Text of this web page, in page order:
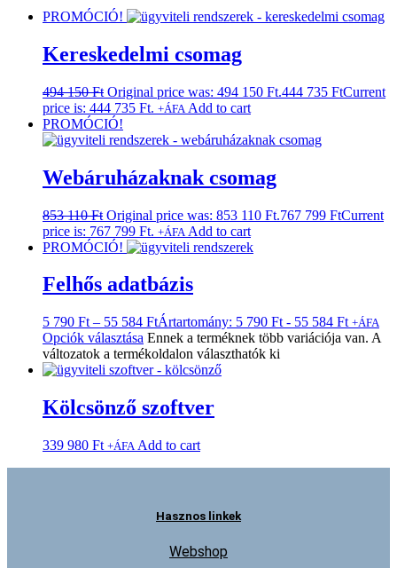
PROMÓCIÓ!
Kereskedelmi csomag
494 150Ft Original price was: 494 150 Ft.444 735 FtCurrent
price is: 444 735 Ft. +ÁFA Add to cart
PROMÓCIÓ!
Webáruházaknak csomag
853 110Ft Original price was: 853 110 Ft.767 799 FtCurrent
price is: 767 799 Ft. +ÁFA Add to cart
PROMÓCIÓ!
Felhős adatbázis
5 790 Ft – 55 584 FtÁrtartomány: 5 790 Ft - 55 584 Ft +ÁFA
Opciók választása Ennek a terméknek több variációja van. A
változatok a termékoldalon választhatók ki
Kölcsönző szoftver
339 980 Ft +ÁFA Add to cart
Hasznos linkek
Webshop